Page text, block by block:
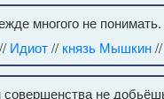
многого не понимать.
// Идиот// князь Мышкин//
совершенства не